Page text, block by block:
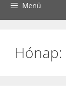
Menü
Hónap: